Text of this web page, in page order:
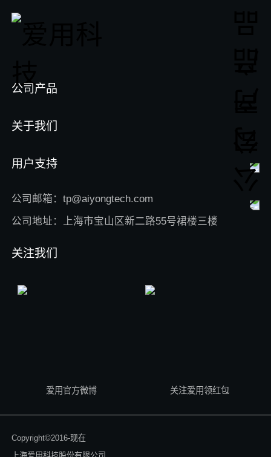
公司产品
关于我们
用户支持
公司邮箱：tp@aiyongtech.com
公司地址：上海市宝山区新二路55号裙楼三楼
关注我们
爱用官方微博 关注爱用领红包
Copyright©2016-现在